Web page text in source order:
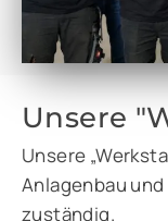
Unsere
Unsere
Anlagenbau
zuständig.